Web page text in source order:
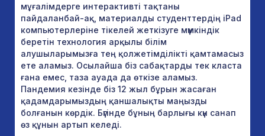
мұғалімдерге интерактивті тақтаны
пайдаланбай-ақ, материалды студенттердің iPad
компьютерлеріне тікелей жеткізуге мүмкіндік
беретін технология арқылы білім
алушыларымызға тең қолжетімділікті қамтамасыз
ете аламыз. Осылайша біз сабақтарды тек класта
ғана емес, таза ауада да өткізе аламыз.
Пандемия кезінде біз 12 жыл бұрын жасаған
қадамдарымыздың қаншалықты маңызды
болғанын көрдік. Бүгінде бұның барлығы күн санап
өз құнын артып келеді.